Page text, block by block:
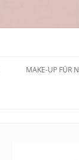
MAKE-UP FÜR